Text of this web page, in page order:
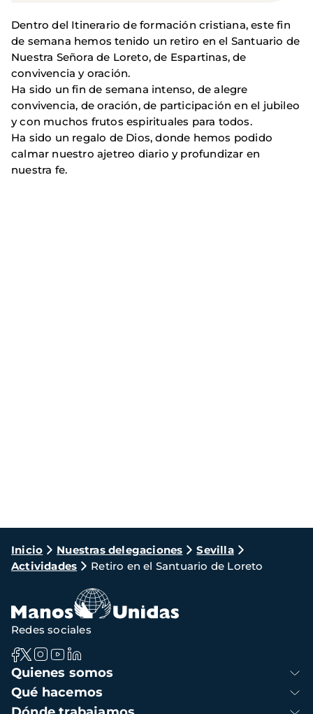
Dentro del Itinerario de formación cristiana, este fin
de semana hemos tenido un retiro en el Santuario de
Nuestra Señora de Loreto, de Espartinas, de
convivencia y oración.
Ha sido un fin de semana intenso, de alegre
convivencia, de oración, de participación en el jubileo
y con muchos frutos espirituales para todos.
Ha sido un regalo de Dios, donde hemos podido
calmar nuestro ajetreo diario y profundizar en
nuestra fe.
Ruta
de
navegación
Inicio Nuestras delegaciones
Sevilla
Actividades
Retiro en el Santuario de Loreto
Navegación
principal
Quienes somos
Qué hacemos
Redes sociales